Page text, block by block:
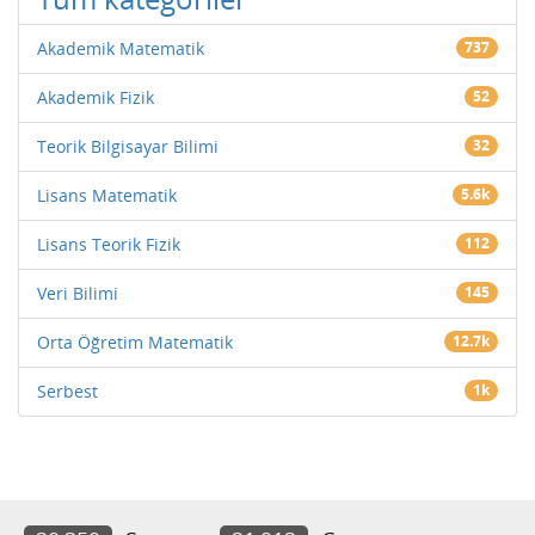
Akademik Matematik 737
Akademik Fizik 52
Teorik Bilgisayar Bilimi 32
Lisans Matematik 5.6k
Lisans Teorik Fizik 112
Veri Bilimi 145
Orta Öğretim Matematik 12.7k
Serbest 1k